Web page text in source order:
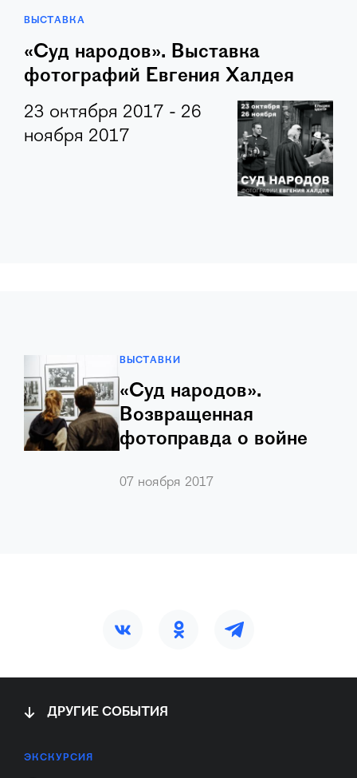
ВЫСТАВКА
«Суд народов». Выставка
фотографий Евгения Халдея
23 октября 2017 - 26
ноября 2017
ВЫСТАВКИ
«Суд народов».
Возвращенная
фотоправда о войне
В Ельцин Центре в Екатеринбурге 2
07 ноября 2017
ДРУГИЕ СОБЫТИЯ
ЭКСКУРСИЯ